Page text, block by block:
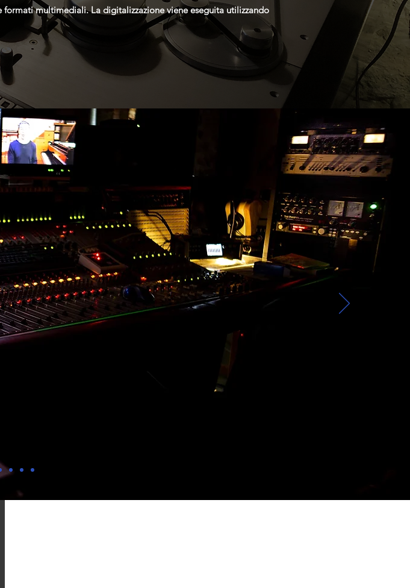
multimediali. La digitalizzazione viene eseguita utilizzando